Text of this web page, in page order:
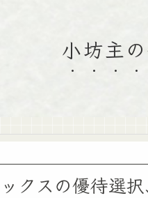
小坊主
クスの優待選